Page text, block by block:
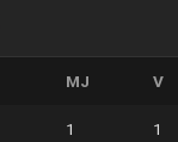
MJ V
1 1